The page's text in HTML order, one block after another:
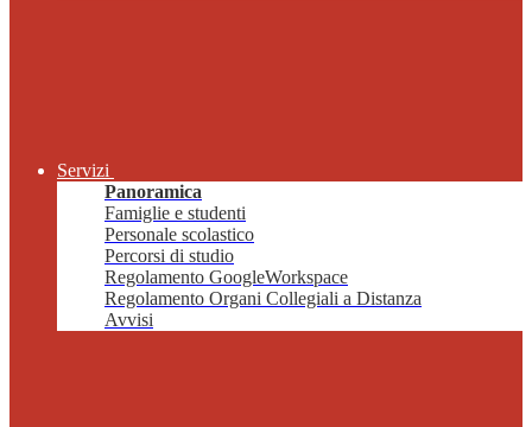
Servizi
Panoramica
Famiglie e studenti
Personale scolastico
Percorsi di studio
Regolamento GoogleWorkspace
Regolamento Organi Collegiali a Distanza
Avvisi